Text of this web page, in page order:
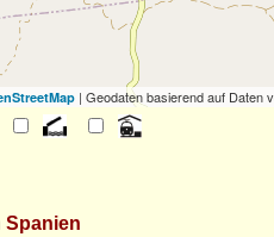
| Geodaten basierend auf Daten
Spanien